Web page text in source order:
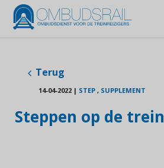
Terug
14-04-2022 | STEP , SUPPLEMENT
Steppen op de trein